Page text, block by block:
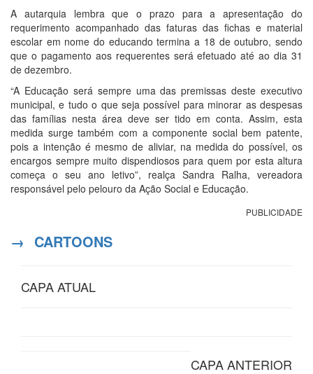
A autarquia lembra que o prazo para a apresentação do
requerimento acompanhado das faturas das fichas e material
escolar em nome do educando termina a 18 de outubro, sendo
que o pagamento aos requerentes será efetuado até ao dia 31
de dezembro.
“A Educação será sempre uma das premissas deste executivo
municipal, e tudo o que seja possível para minorar as despesas
das famílias nesta área deve ser tido em conta. Assim, esta
medida surge também com a componente social bem patente,
pois a intenção é mesmo de aliviar, na medida do possível, os
encargos sempre muito dispendiosos para quem por esta altura
começa o seu ano letivo”, realça Sandra Ralha, vereadora
responsável pelo pelouro da Ação Social e Educação.
PUBLICIDADE
→ CARTOONS
CAPA ATUAL
CAPA ANTERIOR